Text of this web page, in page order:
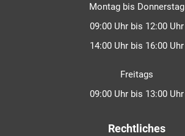
Montag bis Donnerstag
09:00 Uhr bis 12:00 Uhr
14:00 Uhr bis 16:00 Uhr
Freitags
09:00 Uhr bis 13:00 Uhr
Rechtliches